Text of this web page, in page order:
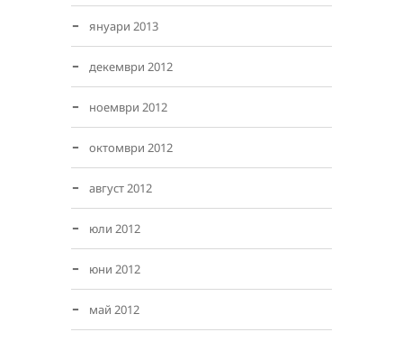
януари 2013
декември 2012
ноември 2012
октомври 2012
август 2012
юли 2012
юни 2012
май 2012